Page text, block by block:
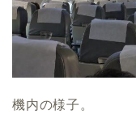
機内の様子。